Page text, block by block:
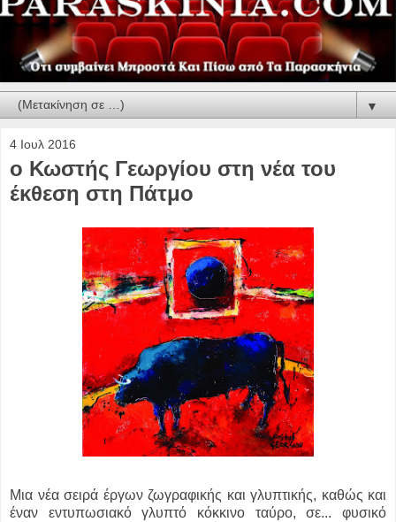
▼
4 Ιουλ 2016
ο Κωστής Γεωργίου στη νέα του
έκθεση στη Πάτμο
Μια νέα σειρά έργων ζωγραφικής και γλυπτικής, καθώς και
έναν εντυπωσιακό γλυπτό κόκκινο ταύρο, σε... φυσικό